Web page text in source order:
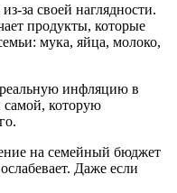
за своей наглядности.
продукты, которые
мука, яйца, молоко,
инфляцию в
самой, которую
на семейный бюджет
Даже если